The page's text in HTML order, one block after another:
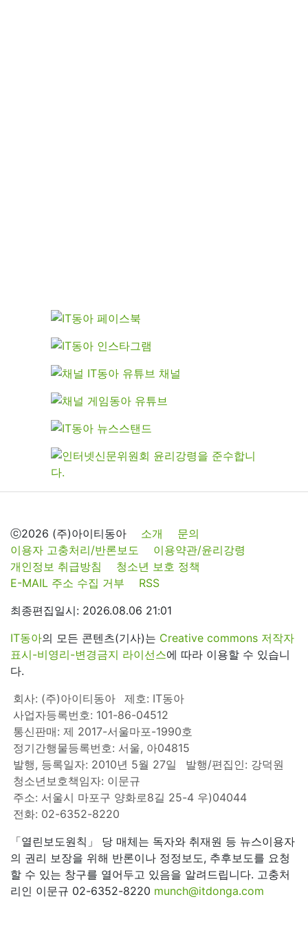
ⓒ2026 (주)아이티동아 소개
문의
이용자 고충처리/반론보도
이용약관/윤리강령
개인정보 취급방침
청소년 보호 정책
E-MAIL 주소 수집 거부
RSS
최종편집일시: 2026.08.06 21:01
IT동아의 모든 콘텐츠(기사)는 Creative commons 저작자
표시-비영리-변경금지 라이선스에 따라 이용할 수 있습니
다.
회사: (주)아이티동아
제호: IT동아
사업자등록번호: 101-86-04512
통신판매: 제 2017-서울마포-1990호
정기간행물등록번호: 서울, 아04815
발행, 등록일자: 2010년 5월 27일
발행/편집인: 강덕원
청소년보호책임자: 이문규
주소: 서울시 마포구 양화로8길 25-4 우)04044
전화: 02-6352-8220
「열린보도원칙」 당 매체는 독자와 취재원 등 뉴스이용자
의 권리 보장을 위해 반론이나 정정보도, 추후보도를 요청
할 수 있는 창구를 열어두고 있음을 알려드립니다. 고충처
리인 이문규 02-6352-8220 munch@itdonga.com